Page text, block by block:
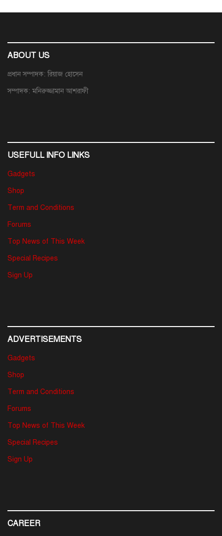
ABOUT US
প্রধান সম্পাদক: রিয়াজ হোসেন
সম্পাদক: মনিরুজ্জামান আশরাফী
USEFULL INFO LINKS
Gadgets
Shop
Term and Conditions
Forums
Top News of This Week
Special Recipes
Sign Up
ADVERTISEMENTS
Gadgets
Shop
Term and Conditions
Forums
Top News of This Week
Special Recipes
Sign Up
CAREER